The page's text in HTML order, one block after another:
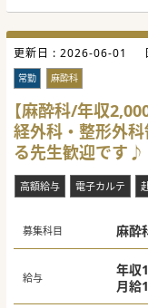
更新日 : 2026-06-01
常勤 麻酔科
【麻酔科/年収
経外科・整形外
る先生歓迎です♪
高額給与 電子カルテ
募集科目 麻酔
給与
年収
月給